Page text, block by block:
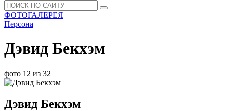
ФОТОГАЛЕРЕЯ
Персона
Дэвид Бекхэм
фото 12 из 32
Дэвид Бекхэм